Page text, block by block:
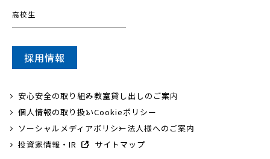
高校生
採用情報
安心安全の取り組み教室貸し出しのご案内
個人情報の取り扱いCookieポリシー
ソーシャルメディアポリシー法人様へのご案内
投資家情報・IR
サイトマップ